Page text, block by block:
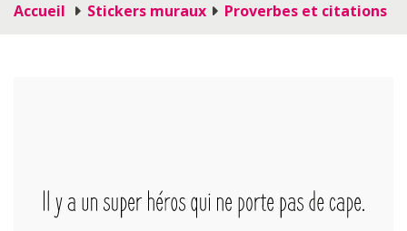
Accueil Stickers muraux Proverbes et citations